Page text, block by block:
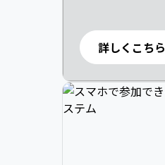
詳しくこちら